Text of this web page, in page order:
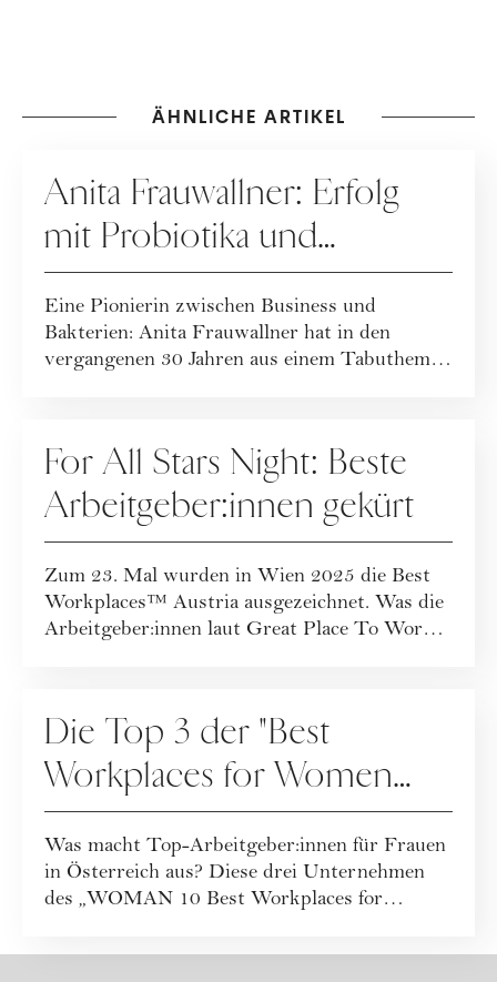
ÄHNLICHE ARTIKEL
Anita Frauwallner: Erfolg
mit Probiotika und
Darmgesundheit
Eine Pionierin zwischen Business und
Bakterien: Anita Frauwallner hat in den
vergangenen 30 Jahren aus einem Tabuthema
For All Stars Night: Beste
Arbeitgeber:innen gekürt
Zum 23. Mal wurden in Wien 2025 die Best
Workplaces™ Austria ausgezeichnet. Was die
Arbeitgeber:innen laut Great Place To Work
Die Top 3 der "Best
Workplaces for Women
2025"
Was macht Top-Arbeitgeber:innen für Frauen
in Österreich aus? Diese drei Unternehmen
des „WOMAN 10 Best Workplaces for